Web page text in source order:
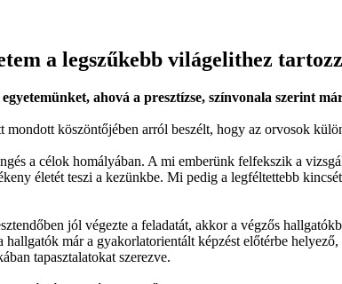
a legszűkebb világelithez
ahová a presztízse, színvonala szerint
köszöntőjében arról beszélt, hogy az orvosok
a célok homályában. A mi emberünk felfekszik a
életét teszi a kezünkbe. Mi pedig a legféltettebb
jól végezte a feladatát, akkor a végzős
már a gyakorlatorientált képzést előtérbe
tapasztalatokat szerezve.